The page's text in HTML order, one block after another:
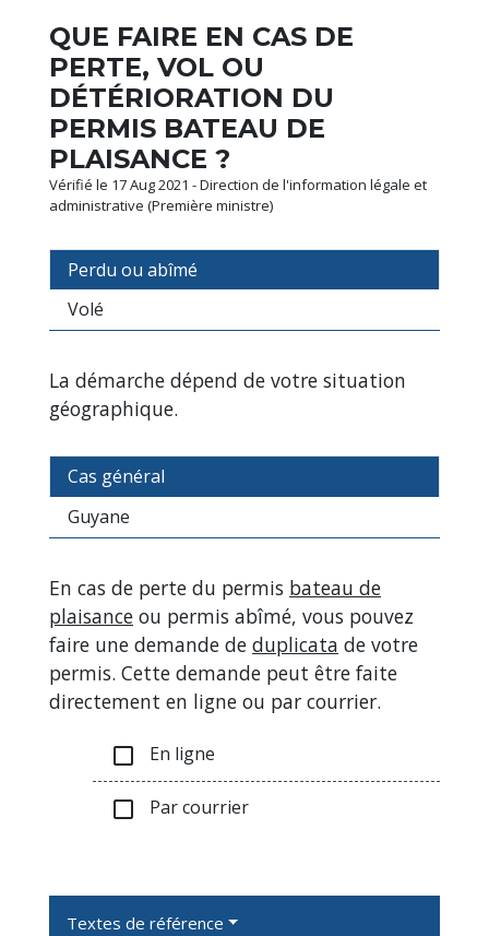
QUE FAIRE EN CAS DE
PERTE, VOL OU
DÉTÉRIORATION DU
PERMIS BATEAU DE
PLAISANCE ?
Vérifié le 17 Aug 2021 - Direction de l'information légale et
administrative (Première ministre)
Perdu ou abîmé
Volé
La démarche dépend de votre situation
géographique.
Cas général
Guyane
En cas de perte du permis bateau de
plaisance ou permis abîmé, vous pouvez
faire une demande de duplicata de votre
permis. Cette demande peut être faite
directement en ligne ou par courrier.
check_box_outline_blank En ligne
check_box_outline_blank Par courrier
Textes de référence